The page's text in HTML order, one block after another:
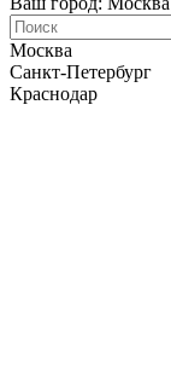
Москва
Санкт-Петербург
Краснодар